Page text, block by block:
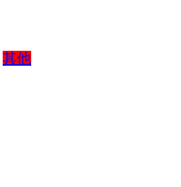
其他